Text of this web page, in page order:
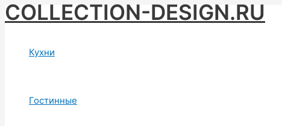
Skip
to
COLLECTION-DESIGN.RU
Кухни
Гостинные